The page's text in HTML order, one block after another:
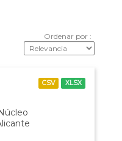
Ordenar por
CSV XLSX